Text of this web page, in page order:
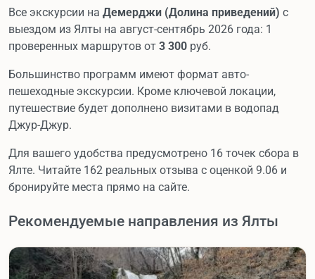
Все экскурсии на Демерджи (Долина приведений) с
выездом из Ялты на август-сентябрь 2026 года: 1
проверенных маршрутов от 3 300 руб.
Большинство программ имеют формат авто-
пешеходные экскурсии. Кроме ключевой локации,
путешествие будет дополнено визитами в водопад
Джур-Джур.
Для вашего удобства предусмотрено 16 точек сбора в
Ялте. Читайте 162 реальных отзыва с оценкой 9.06 и
бронируйте места прямо на сайте.
Рекомендуемые направления из Ялты